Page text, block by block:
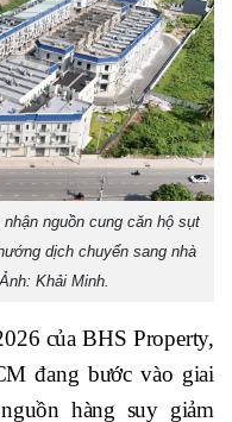
nguồn cung căn hộ sụt
dịch chuyển sang nhà
Khải Minh.
của BHS Property,
đang bước vào giai
hàng suy giảm